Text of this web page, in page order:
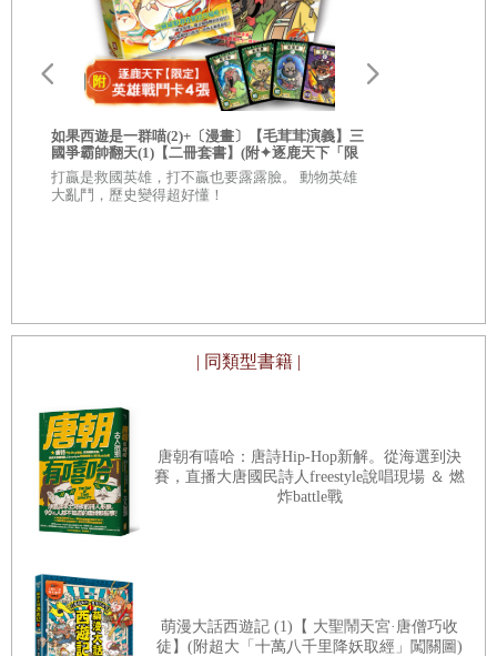
．不速之客
．嫌疑犯火甲蟲
如果西遊是一群喵(2)+〔漫畫〕【毛茸茸演義】三
國爭霸帥翻天(1)【二冊套書】(附✦逐鹿天下「限
定」英雄戰鬥卡４張）
打贏是救國英雄，打不贏也要露露臉。 動物英雄
大亂鬥，歷史變得超好懂！
| 同類型書籍 |
唐朝有嘻哈：唐詩Hip-Hop新解。從海選到決
賽，直播大唐國民詩人freestyle說唱現場 ＆ 燃
炸battle戰
萌漫大話西遊記 (1)【 大聖鬧天宮·唐僧巧收
徒】(附超大「十萬八千里降妖取經」闖關圖)